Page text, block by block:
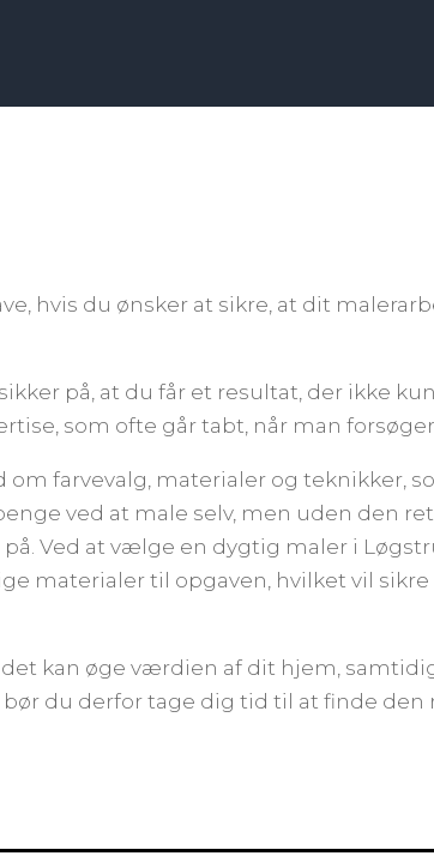
hvis du ønsker at sikre, at dit
på, at du får et resultat, der ikke
som ofte går tabt, når man
farvevalg, materialer og teknikker,
ved at male selv, men uden den
Ved at vælge en dygtig maler i
materialer til opgaven, hvilket vil
kan øge værdien af dit hjem,
du derfor tage dig tid til at finde den